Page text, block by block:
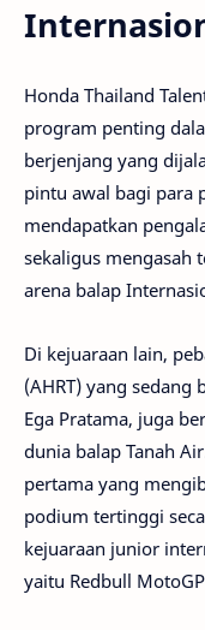
Honda Thailand
program penting
berjenjang yang
pintu awal bagi para
mendapatkan
sekaligus mengasah
arena balap
Di kejuaraan lain,
(AHRT) yang sedang
Ega Pratama, juga
dunia balap Tanah
pertama yang
podium tertinggi
kejuaraan junior
yaitu Redbull